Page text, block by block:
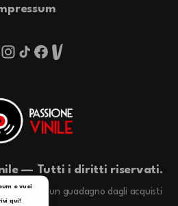
— Tutti i diritti riservati.
riceviamo un guadagno dagli acquisti
o vuoi
qui!